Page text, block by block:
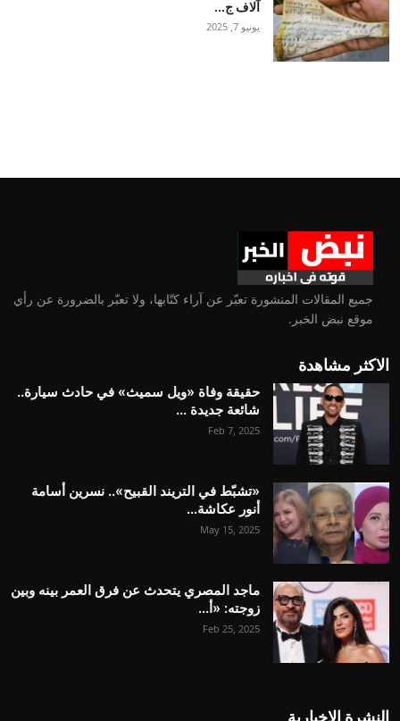
آلاف ج...
يونيو 7, 2025
جميع المقالات المنشورة تعبّر عن آراء كتّابها، ولا تعبّر بالضرورة عن رأي
موقع نبض الخبر.
الاكثر مشاهدة
حقيقة وفاة «ويل سميث» في حادث سيارة..
شائعة جديدة ...
Feb 7, 2025
«تشبّط في التريند القبيح».. نسرين أسامة
أنور عكاشة...
May 15, 2025
ماجد المصري يتحدث عن فرق العمر بينه وبين
زوجته: «أ...
Feb 25, 2025
النشرة الإخبارية